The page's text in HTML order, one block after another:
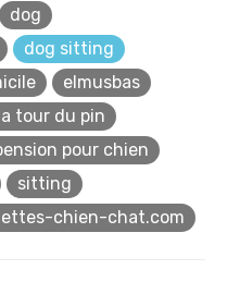
dog
dog sitting
elmusbas
la tour du pin
pour chien
sitting
chien-chat.com